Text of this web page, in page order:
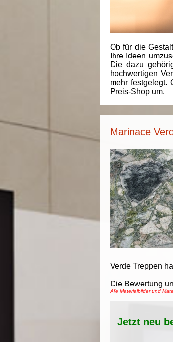
Ob für die
Ihre Ideen
Die dazu
hochwertigen
mehr festgelegt.
Preis-Shop um.
Marinace
Verde Treppen
Die Bewertung
Alle Materialbilder und
Jetzt neu